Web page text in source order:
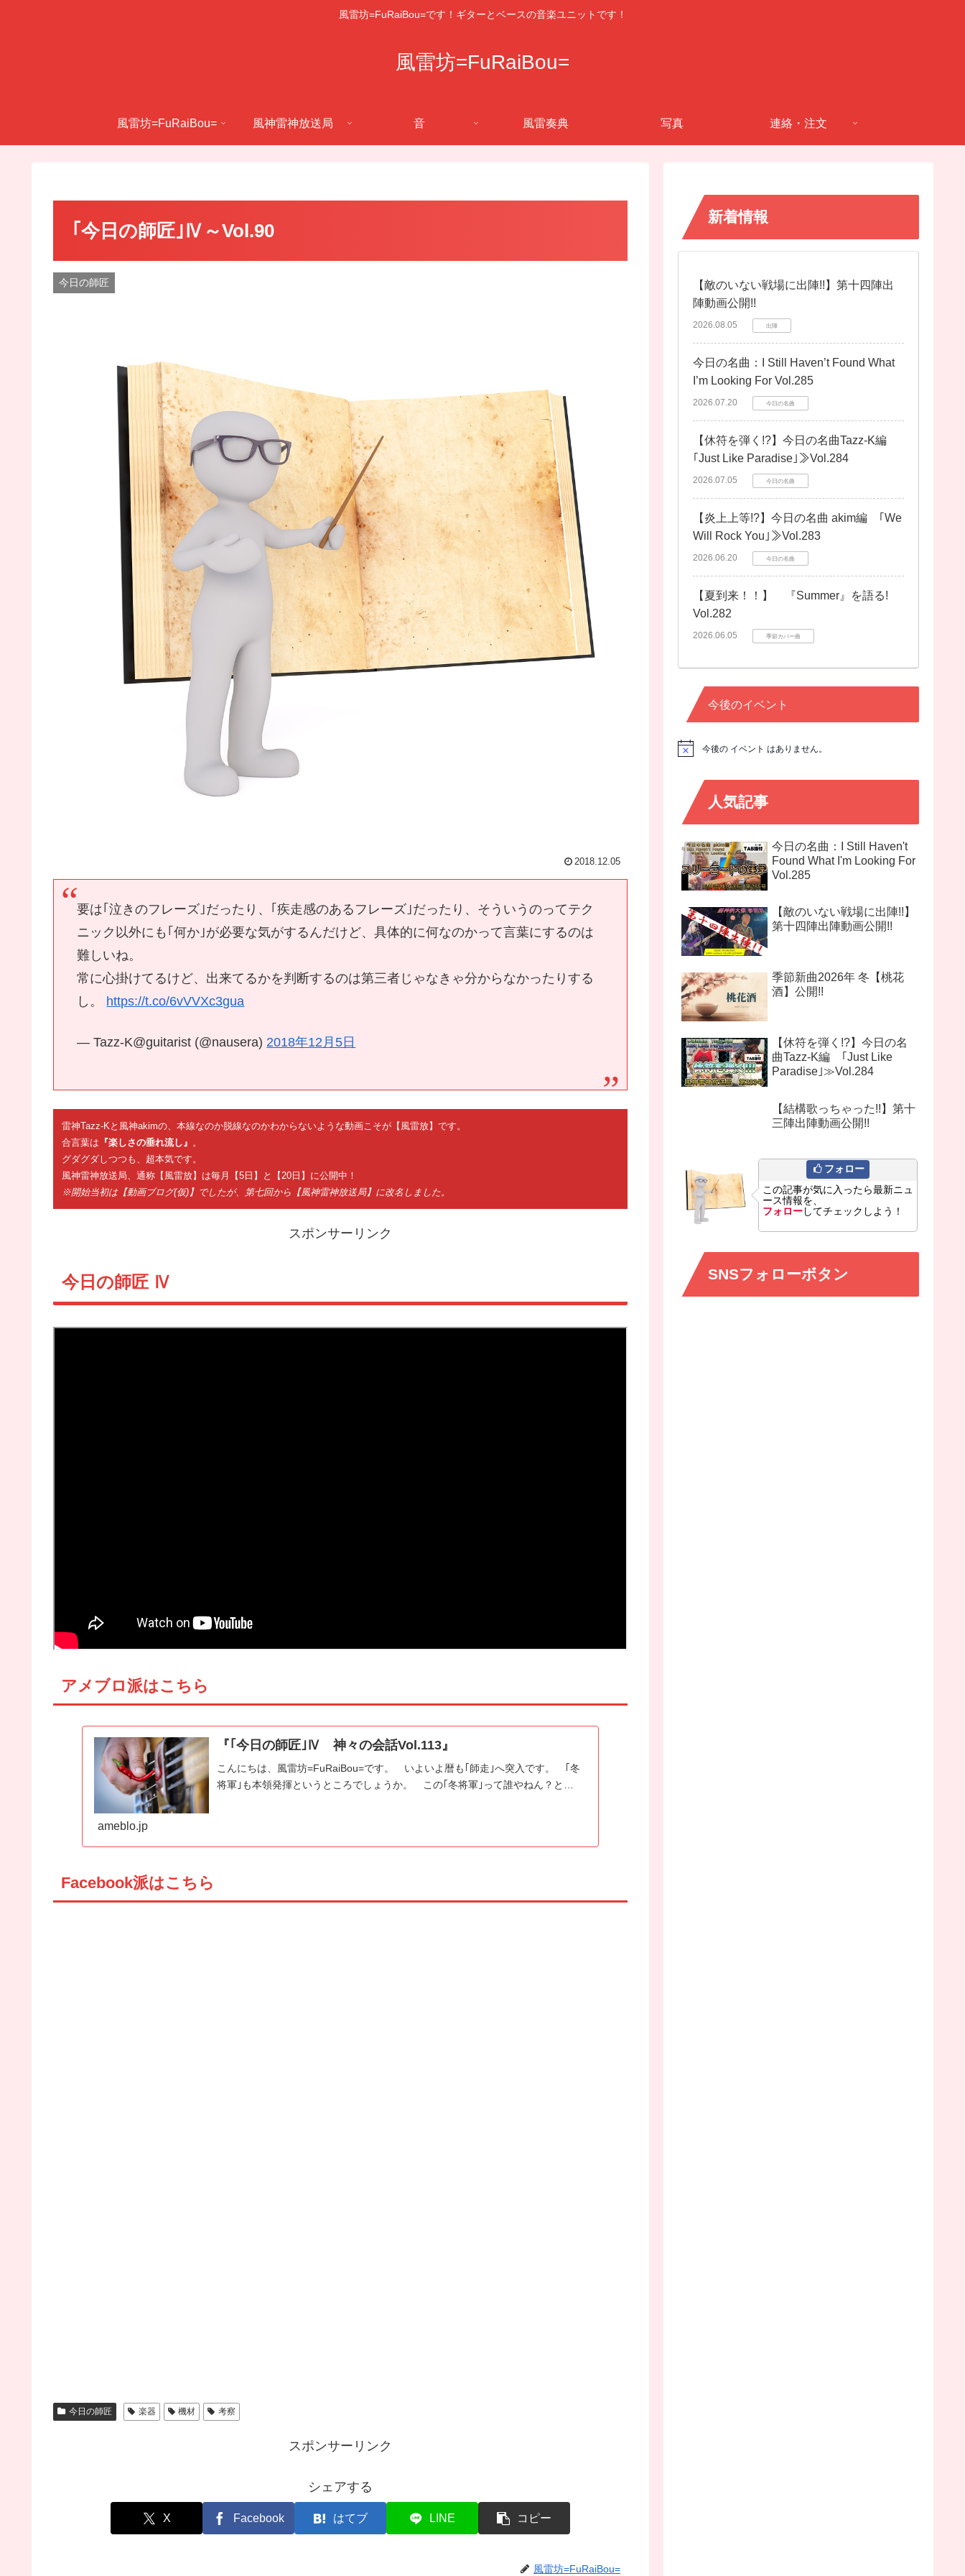
風雷坊=FuRaiBou=です！ギターとベースの音楽ユニットです！
風雷坊=FuRaiBou=
風雷坊=FuRaiBou= 風神雷神放送局 音 風雷奏典 写真 連絡・注文
｢今日の師匠｣Ⅳ～Vol.90
今日の師匠
2018.12.05
要は｢泣きのフレーズ｣だったり、｢疾走感のあるフレーズ｣だったり、そういうのってテク
ニック以外にも｢何か｣が必要な気がするんだけど、具体的に何なのかって言葉にするのは
難しいね。
常に心掛けてるけど、出来てるかを判断するのは第三者じゃなきゃ分からなかったりする
し。 https://t.co/6vVVXc3gua
— Tazz-K@guitarist (@nausera) 2018年12月5日
雷神Tazz-Kと風神akimの、本線なのか脱線なのかわからないような動画こそが【風雷放】です。
合言葉は 『楽しさの垂れ流し』 。
グダグダしつつも、超本気です。
風神雷神放送局、通称【風雷放】は毎月【5日】と【20日】に公開中！
※開始当初は【動画ブログ(仮)】でしたが、第七回から【風神雷神放送局】に改名しました。
スポンサーリンク
今日の師匠 Ⅳ
アメブロ派はこちら
『｢今日の師匠｣Ⅳ 神々の会話Vol.113』
こんにちは、風雷坊=FuRaiBou=です。 いよいよ暦も｢師走｣へ突入です。 ｢冬
将軍｣も本領発揮というところでしょうか。 この｢冬将軍｣って誰やねん？と…
ameblo.jp
Facebook派はこちら
今日の師匠 楽器 機材 考察
スポンサーリンク
シェアする
X Facebook はてブ LINE コピー
風雷坊=FuRaiBou=
新着情報
【敵のいない戦場に出陣!!】第十四陣出
陣動画公開!!
2026.08.05 出陣
今日の名曲：I Still Haven’t Found What
I’m Looking For Vol.285
2026.07.20 今日の名曲
【休符を弾く!?】今日の名曲Tazz-K編
｢Just Like Paradise｣≫Vol.284
2026.07.05 今日の名曲
【炎上上等!?】今日の名曲 akim編 ｢We
Will Rock You｣≫Vol.283
2026.06.20 今日の名曲
【夏到来！！】 『Summer』を語る!
Vol.282
2026.06.05 季節カバー曲
今後のイベント
N
今後の イベント はありません。
人気記事
今日の名曲：I Still Haven't
Found What I'm Looking For
Vol.285
【敵のいない戦場に出陣!!】
第十四陣出陣動画公開!!
季節新曲2026年 冬【桃花
酒】公開!!
【休符を弾く!?】今日の名
曲Tazz-K編 ｢Just Like
Paradise｣≫Vol.284
【結構歌っちゃった!!】第十
三陣出陣動画公開!!
フォロー
この記事が気に入ったら最新ニュ
ース情報を、
フォローしてチェックしよう！
SNSフォローボタン